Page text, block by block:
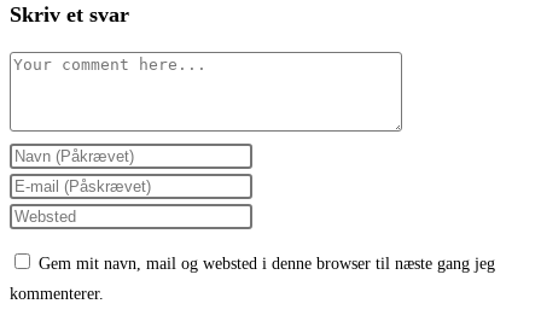
Skriv et svar
Comment
Enter
your
name
Enter
your
Enter
Gem mit navn, mail og websted i denne browser til næste gang jeg
kommenterer.